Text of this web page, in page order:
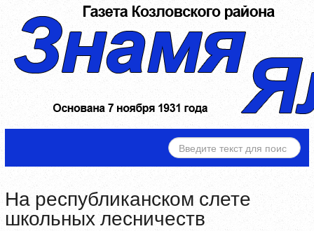
ИСКАТЬ...
На республиканском слете
школьных лесничеств